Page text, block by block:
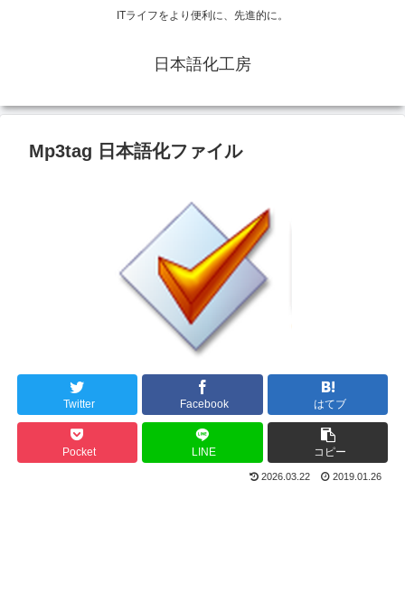
ITライフをより便利に、先進的に。
日本語化工房
Mp3tag 日本語化ファイル
Twitter Facebook はてブ
Pocket LINE コピー
2026.03.22 2019.01.26